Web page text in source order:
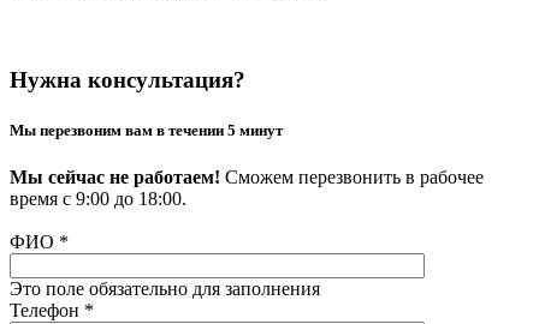
Нужна консультация?
Мы перезвоним вам в течении 5 минут
Мы сейчас не работаем! Сможем перезвонить в рабочее
время с 9:00 до 18:00.
ФИО *
Это поле обязательно для заполнения
Телефон *